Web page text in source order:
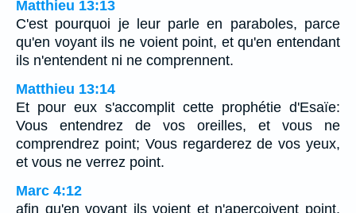
Matthieu 13:13
C'est pourquoi je leur parle en paraboles, parce
qu'en voyant ils ne voient point, et qu'en entendant
ils n'entendent ni ne comprennent.
Matthieu 13:14
Et pour eux s'accomplit cette prophétie d'Esaïe:
Vous entendrez de vos oreilles, et vous ne
comprendrez point; Vous regarderez de vos yeux,
et vous ne verrez point.
Marc 4:12
afin qu'en voyant ils voient et n'aperçoivent point,